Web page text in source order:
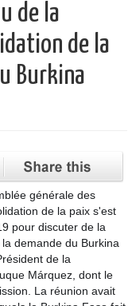
de la
de la
Burkina
générale des
de la paix s'est
pour discuter de la
demande du Burkina
de la
Márquez, dont le
La réunion avait